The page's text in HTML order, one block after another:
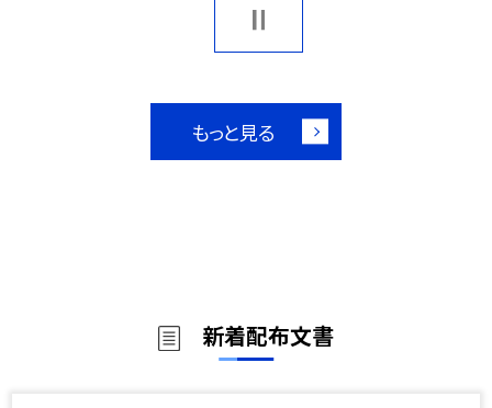
もっと見る
新着配布文書